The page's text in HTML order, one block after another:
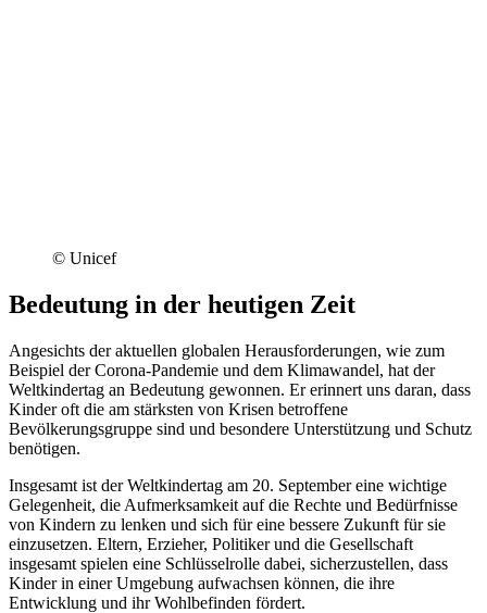
© Unicef
Bedeutung in der heutigen Zeit
Angesichts der aktuellen globalen Herausforderungen, wie zum
Beispiel der Corona-Pandemie und dem Klimawandel, hat der
Weltkindertag an Bedeutung gewonnen. Er erinnert uns daran, dass
Kinder oft die am stärksten von Krisen betroffene
Bevölkerungsgruppe sind und besondere Unterstützung und Schutz
benötigen.
Insgesamt ist der Weltkindertag am 20. September eine wichtige
Gelegenheit, die Aufmerksamkeit auf die Rechte und Bedürfnisse
von Kindern zu lenken und sich für eine bessere Zukunft für sie
einzusetzen. Eltern, Erzieher, Politiker und die Gesellschaft
insgesamt spielen eine Schlüsselrolle dabei, sicherzustellen, dass
Kinder in einer Umgebung aufwachsen können, die ihre
Entwicklung und ihr Wohlbefinden fördert.